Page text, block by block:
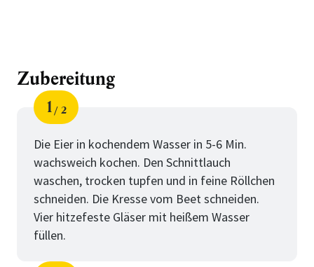
Zubereitung
Schritt
1
von
2
Die Eier in kochendem Wasser in 5-6 Min.
wachsweich kochen. Den Schnittlauch
waschen, trocken tupfen und in feine Röllchen
schneiden. Die Kresse vom Beet schneiden.
Vier hitzefeste Gläser mit heißem Wasser
füllen.